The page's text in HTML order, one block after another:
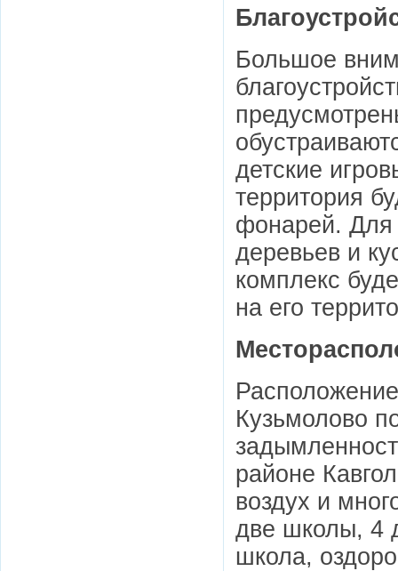
Большое
детские
территория
фонарей. Для
деревьев и
комплекс
на его
Кузьмолово
районе
воздух и
две школы, 4
школа,